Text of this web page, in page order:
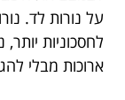
על נורות לד.
לחסכוניות
ארוכות מבלי